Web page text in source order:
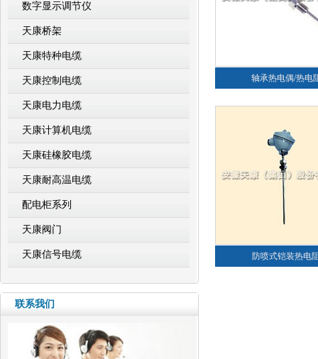
数字显示调节仪
天康桥架
天康特种电缆
天康控制电缆
天康电力电缆
天康计算机电缆
天康硅橡胶电缆
天康耐高温电缆
配电柜系列
天康阀门
天康信号电缆
联系我们
轴承热电偶/热电
防喷式铠装热电